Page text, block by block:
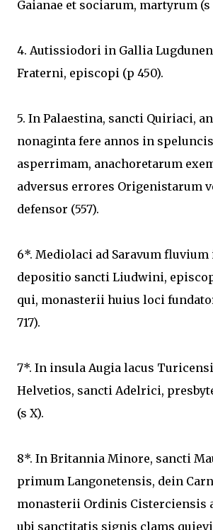
Gaianae et sociarum, martyrum (s
4. Autissiodori in Gallia
Fraterni, episcopi (p 450).
5. In Palaestina, sancti Quiriaci,
nonaginta fere annos in
asperrimam, anachoretarum
adversus errores Origenistarum
defensor (557).
6*. Mediolaci ad Saravum fluvium
depositio sancti Liudwini,
qui, monasterii huius loci
717).
7*. In insula Augia lacus
Helvetios, sancti Adelrici,
(s X).
8*. In Britannia Minore, sancti
primum Langonetensis, dein
monasterii Ordinis Cisterciensis
ubi sanctitatis signis clams quievit